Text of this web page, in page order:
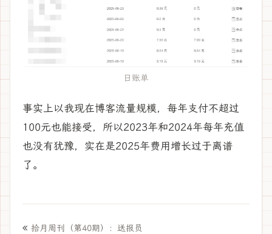
日账单
事实上以我现在博客流量规模，每年支付不超过
100元也能接受，所以2023年和2024年每年充值
也没有犹豫，实在是2025年费用增长过于离谱
了。
« 拾月周刊（第40期）：送报员